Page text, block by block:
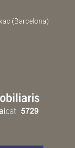
(Barcelona)